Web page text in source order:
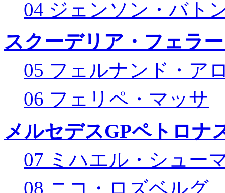
04 ジェンソン・バト
スクーデリア・フェラ
05 フェルナンド・ア
06 フェリペ・マッサ
メルセデスGPペトロナ
07 ミハエル・シュー
08 ニコ・ロズベルグ